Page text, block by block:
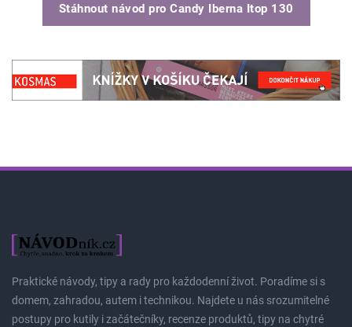
Stáhnout návod pro Candy Iberna Itop 130
Praktické návody, tipy a rady pro každodenní život. Poradíme si s
domem, zahradou, autem i technikou. Najdete u nás srozumitelné
postupy pro kutily i začátečníky, recenze produktů, tipy na chytré